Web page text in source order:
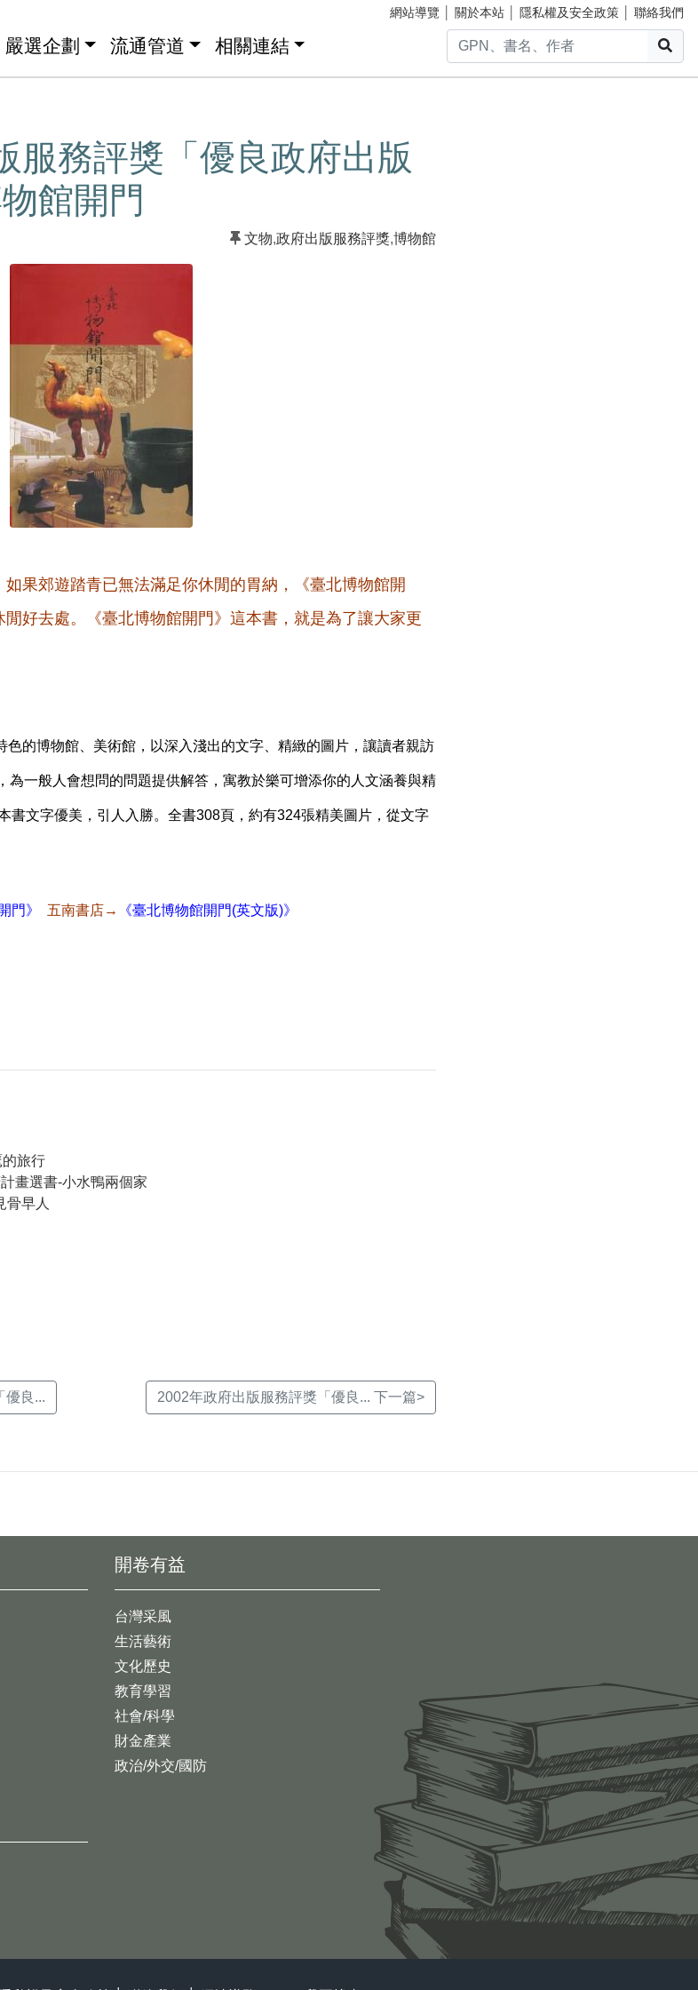
網站導覽 關於本站 隱私權及安全政策 聯絡我們
嚴選企劃 流通管道 相關連結
服務評獎「優良政府出版
館開門
文物,政府出版服務評獎,博物館
果郊遊踏青已無法滿足你休閒的胃納，《臺北博物館開
好去處。《臺北博物館開門》這本書，就是為了讓大家更
的博物館、美術館，以深入淺出的文字、精緻的圖片，讓讀者親訪
為一般人會想問的問題提供解答，寓教於樂可增添你的人文涵養與精
書文字優美，引人入勝。全書308頁，約有324張精美圖片，從文字
門》 五南書店→ 《臺北博物館開門(英文版)》
旅行
畫選書-小水鴨兩個家
骨早人
優良... 2002年政府出版服務評獎「優良... 下一篇>
開卷有益
台灣采風
生活藝術
文化歷史
教育學習
社會/科學
財金產業
政治/外交/國防